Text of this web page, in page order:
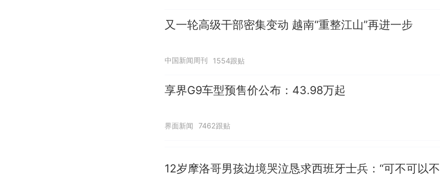
又一轮高级干部密集变动 越南“重整江山”再进一步
中国新闻周刊 1554跟贴
享界G9车型预售价公布：43.98万起
界面新闻 7462跟贴
12岁摩洛哥男孩边境哭泣恳求西班牙士兵：“可不可以不